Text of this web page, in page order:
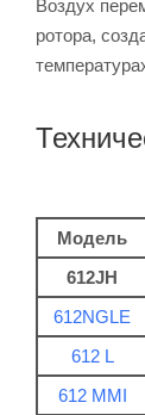
Воздух
ротора,
Модель
612JH
612NGLE
612 L
612 MMI